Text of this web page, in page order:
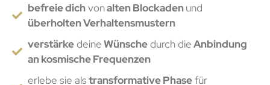
befreie dichvonalten Blockadenund
überholten Verhaltensmustern
verstärkedeineWünschedurch dieAnbindung
an kosmische Frequenzen
erlebe sie alstransformative Phasefür